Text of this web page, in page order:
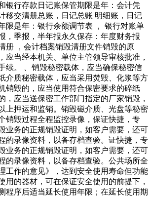
银行存款日记账保管期限是年：会计凭
移交清册总账，日记总账 明细账，日记
限是年：银行余额调节表 ， 银行对账单
，季报，半年报永久保存：年度财务报
册 ，会计档案销毁清册文件销毁的原
应当经本机关、单位主管领导审核批准，
续。 、销毁秘密载体，应当确保秘密信
介质秘密载体，应当采用焚毁、化浆等方
销毁的，应当使用符合保密要求的碎纸
，应当送保密工作部门指定的厂家销毁，
上押运和监销。销毁磁介质、光盘等秘密
销毁过程全程监控录像，保证快捷，专
业务的正规销毁证明，如客户需要，还可
的录像资料，以备存档查验。证快捷，专
业务的正规销毁证明，如客户需要，还可
的录像资料，以备存档查验。公共场所全
工作的意见》，达到安全使用寿命但功能
用的器材，可在保证安全使用的前提下，
程序后适当延长使用年限；在延长使用期